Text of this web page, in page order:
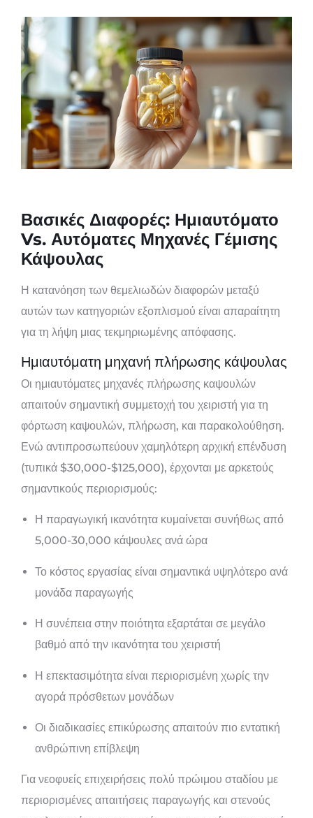
Βασικές Διαφορές: Ημιαυτόματο
Vs. Αυτόματες Μηχανές Γέμισης
Κάψουλας
Η κατανόηση των θεμελιωδών διαφορών μεταξύ
αυτών των κατηγοριών εξοπλισμού είναι απαραίτητη
για τη λήψη μιας τεκμηριωμένης απόφασης.
Ημιαυτόματη μηχανή πλήρωσης κάψουλας
Οι ημιαυτόματες μηχανές πλήρωσης καψουλών
απαιτούν σημαντική συμμετοχή του χειριστή για τη
φόρτωση καψουλών, πλήρωση, και παρακολούθηση.
Ενώ αντιπροσωπεύουν χαμηλότερη αρχική επένδυση
(τυπικά $30,000-$125,000), έρχονται με αρκετούς
σημαντικούς περιορισμούς:
Η παραγωγική ικανότητα κυμαίνεται συνήθως από
5,000-30,000 κάψουλες ανά ώρα
Το κόστος εργασίας είναι σημαντικά υψηλότερο ανά
μονάδα παραγωγής
Η συνέπεια στην ποιότητα εξαρτάται σε μεγάλο
βαθμό από την ικανότητα του χειριστή
Η επεκτασιμότητα είναι περιορισμένη χωρίς την
αγορά πρόσθετων μονάδων
Οι διαδικασίες επικύρωσης απαιτούν πιο εντατική
ανθρώπινη επίβλεψη
Για νεοφυείς επιχειρήσεις πολύ πρώιμου σταδίου με
περιορισμένες απαιτήσεις παραγωγής και στενούς